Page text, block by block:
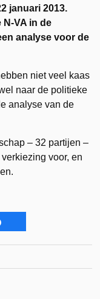
januari 2013.
VA in de
analyse voor de
niet veel kaas
naar de politieke
analyse van de
– 32 partijen –
voor, en